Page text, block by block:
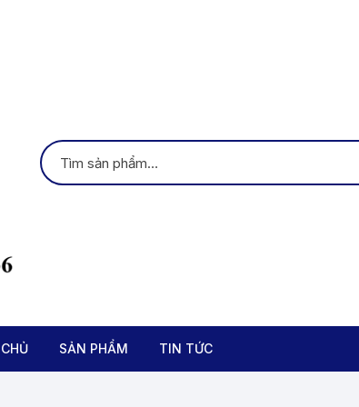
SẢN PHẨM TIN TỨC